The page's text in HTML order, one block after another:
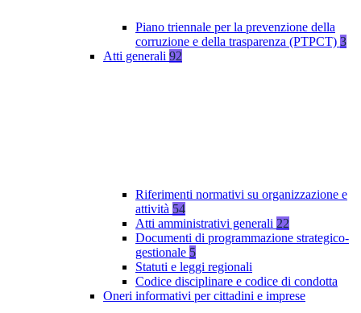
Piano triennale per la prevenzione della
corruzione e della trasparenza (PTPCT) 3
Atti generali 92
Riferimenti normativi su organizzazione e
attività 54
Atti amministrativi generali 22
Documenti di programmazione strategico-
gestionale 5
Statuti e leggi regionali
Codice disciplinare e codice di condotta
Oneri informativi per cittadini e imprese